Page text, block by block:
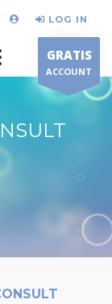
LOG IN
GRATIS
ACCOUNT